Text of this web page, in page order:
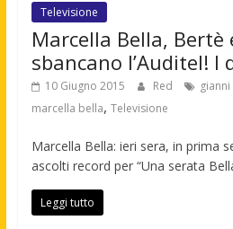
Televisione
Marcella Bella, Bertè
sbancano l’Auditel! I
10 Giugno 2015 Red
marcella bella, Televisione
Marcella Bella: ieri sera, in prima
ascolti record per “Una serata
Leggi tutto